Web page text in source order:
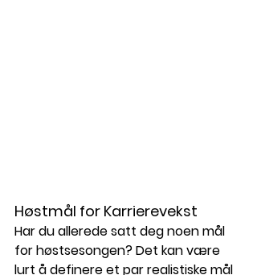
Høstmål for Karrierevekst
Har du allerede satt deg noen mål
for høstsesongen? Det kan være
lurt å definere et par realistiske mål